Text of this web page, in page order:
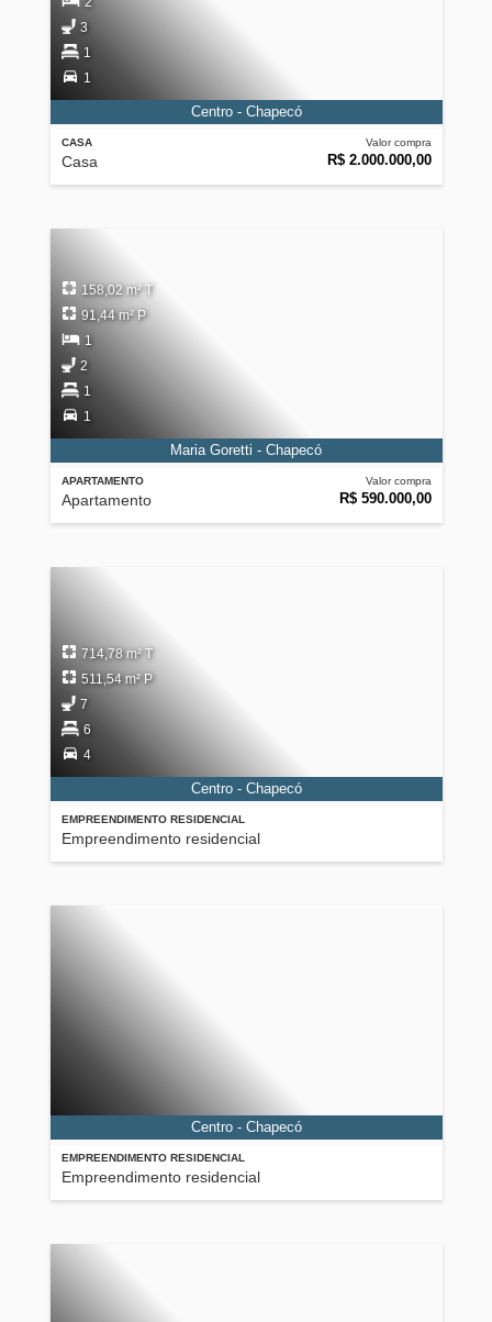
CASA
Casa
Valor compra
R$ 2.000.000,00
3
1
1
Centro - Chapecó
APARTAMENTO
Apartamento
Valor compra
R$ 590.000,00
158,02 m² T
91,44 m² P
1
2
1
1
Maria Goretti - Chapecó
EMPREENDIMENTO RESIDENCIAL
Empreendimento residencial
714,78 m² T
511,54 m² P
7
6
4
Centro - Chapecó
EMPREENDIMENTO RESIDENCIAL
Empreendimento residencial
Centro - Chapecó